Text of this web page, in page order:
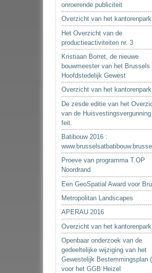
onroerende publiciteit
Overzicht van het
Het Overzicht van de
productieactiviteiten nr. 3
Kristiaan Borret, de nieuwe
bouwmeester van het Brussels
Hoofdstedelijk Gewest
Overzicht van het
De zesde editie van het
van de
feit.
Batibouw 2016 :
Proeve van programma T.OP
Noordrand
Een GeoSpatial Award voor
Metropolitan Landscapes
APERAU 2016
Overzicht van het kantorenpark
Openbaar onderzoek van de
gedeeltelijke wijziging van het
Gewestelijk Bestemmingsplan
voor het GGB Heizel